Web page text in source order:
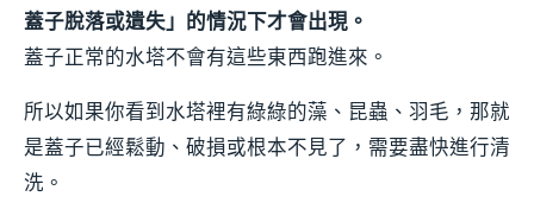
蓋子脫落或遺失」的情況下才會出現。
蓋子正常的水塔不會有這些東西跑進來。
所以如果你看到水塔裡有綠綠的藻、昆蟲、羽毛，那就
是蓋子已經鬆動、破損或根本不見了，需要盡快進行清
洗。